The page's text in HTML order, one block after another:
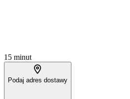
15 minut
Podaj adres dostawy